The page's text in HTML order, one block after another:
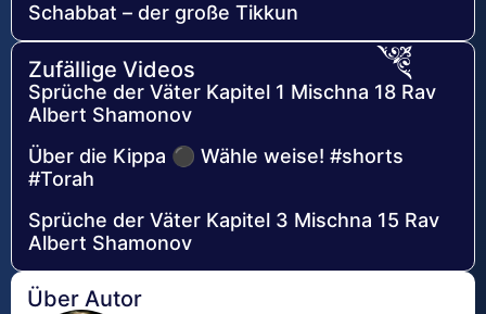
Schabbat – der große Tikkun
Zufällige Videos
Sprüche der Väter Kapitel 1 Mischna 18 Rav
Albert Shamonov
Über die Kippa ⚫ Wähle weise! #shorts
#Torah
Sprüche der Väter Kapitel 3 Mischna 15 Rav
Albert Shamonov
Über Autor